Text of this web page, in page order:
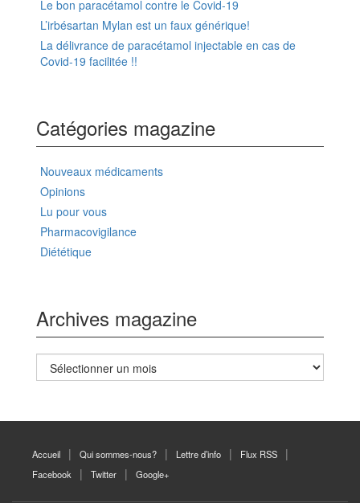
Le bon paracétamol contre le Covid-19
L’irbésartan Mylan est un faux générique!
La délivrance de paracétamol injectable en cas de
Covid-19 facilitée !!
Catégories magazine
Nouveaux médicaments
Opinions
Lu pour vous
Pharmacovigilance
Diététique
Archives magazine
Archives
magazine
Accueil Qui sommes-nous? Lettre d’info
Flux RSS
Facebook
Twitter Google+